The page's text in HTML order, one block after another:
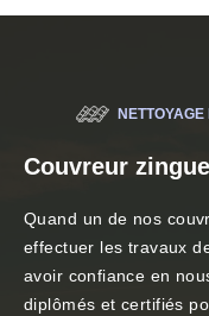
Couvreur
Quand un de nos
effectuer les travaux
avoir confiance en
diplômés et certifiés